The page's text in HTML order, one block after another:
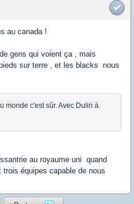
au canada !
gens qui voient ça , mais
sur terre , et les blacks nous
monde c'est sûr. Avec Dulin à
au royaume uni quand
équipes capable de nous